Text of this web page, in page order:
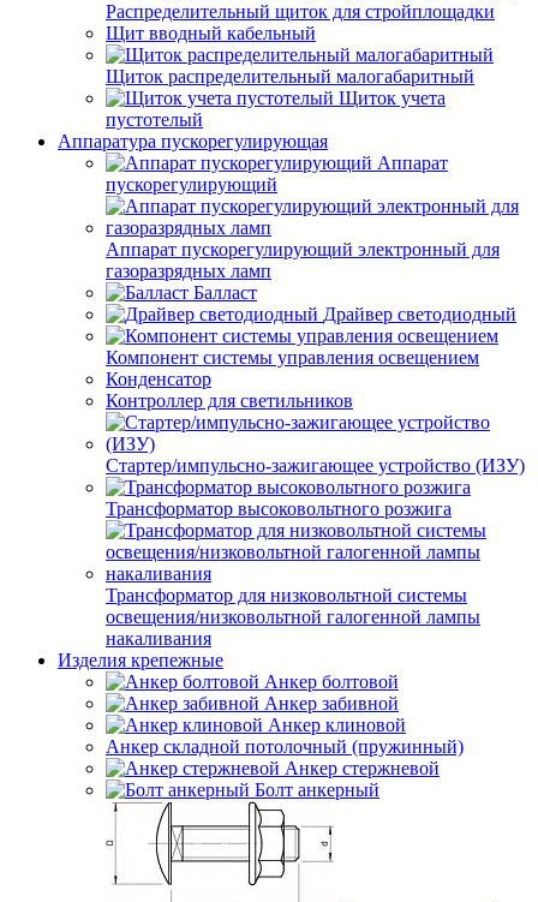
Распределительный щиток для стройплощадки
Щит вводный кабельный
Щиток распределительный малогабаритный
Щиток учета
пустотелый
Аппаратура пускорегулирующая
Аппарат
пускорегулирующий
Аппарат пускорегулирующий электронный для
газоразрядных ламп
Балласт
Драйвер светодиодный
Компонент системы управления освещением
Конденсатор
Контроллер для светильников
Стартер/импульсно-зажигающее устройство (ИЗУ)
Трансформатор высоковольтного розжига
Трансформатор для низковольтной системы
освещения/низковольтной галогенной лампы
накаливания
Изделия крепежные
Анкер болтовой
Анкер забивной
Анкер клиновой
Анкер складной потолочный (пружинный)
Анкер стержневой
Болт анкерный